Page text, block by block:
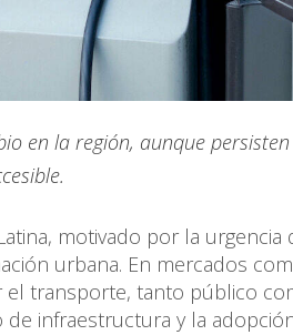
en la región, aunque persisten
motivado por la urgencia
urbana. En mercados
el transporte, tanto público
infraestructura y la